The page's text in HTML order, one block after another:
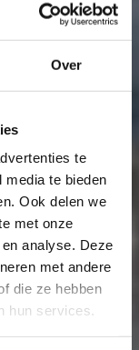
Over
te
te bieden
Ook delen we
met onze
analyse. Deze
met andere
die ze hebben
hun services.